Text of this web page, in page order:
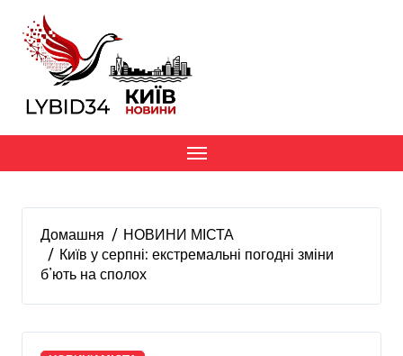
вмісту
Домашня
НОВИНИ МІСТА
Київ у серпні: екстремальні погодні зміни
б’ють на сполох